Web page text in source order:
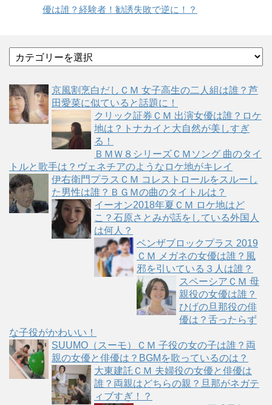
優は誰？経験者！勧誘失敗で逆に！？
テ
リ
ー
京風割烹白だしＣＭ 女子高生の二人組は誰？芦
田愛菜に似ていると話題に！
クリック証券ＣＭ 出演女優は誰？ロケ
地は？トナカイと大自然が美しすぎ
る！
ＢＭＷ８シリーズＣＭソング 曲のタイ
トルと歌手は？ヴェネチアのようなロケ地がキレイ
伊右衛門プラスＣＭ コレストロールをスルーし
た男性は誰？ＢＧＭの曲のタイトルは？
イーオン2018年夏ＣＭ ロケ地はど
こ？石原さとみが話をしている外国人
は何人？
ベンザブロックプラス 2019
ＣＭ メガネの女優は誰？風
邪を引いている３人は誰？
スペーシアＣＭ 母
親役の女優は誰？
ひげの旦那役の俳
優は？舌ったらず
な子役がかわいい！
SUUMO（スーモ）ＣＭ 子役の女の子は誰？両
親の女優と俳優は？BGMを歌っているのは？
大東建託ＣＭ 夫婦役の女優と俳優は
誰？両親はどちらの親？旦那がネガテ
ィブすぎ！？